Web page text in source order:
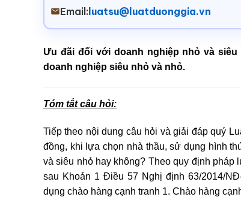
Email: luatsu@luatduonggia.vn
Ưu đãi đối với doanh nghiệp nhỏ và
doanh nghiệp siêu nhỏ và nhỏ.
Tóm tắt câu hỏi:
Tiếp theo nội dung câu hỏi và giải đáp quý
đồng, khi lựa chọn nhà thầu, sử dụng hình
và siêu nhỏ hay không? Theo quy định
sau Khoản 1 Điều 57 Nghị định 63/2014/
dụng chào hàng cạnh tranh 1. Chào hàng